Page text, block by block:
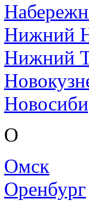
Нижний
Нижний
О
Омск
Оренбург